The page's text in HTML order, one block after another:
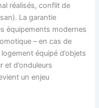
réalisés, conflit de
La garantie
équipements modernes
– en cas de
équipé d’objets
et d’onduleurs
un enjeu